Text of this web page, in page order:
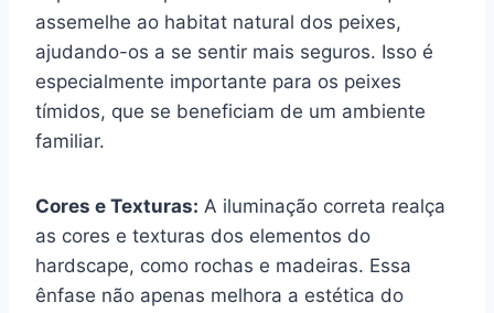
assemelhe ao habitat natural dos peixes,
ajudando-os a se sentir mais seguros. Isso é
especialmente importante para os peixes
tímidos, que se beneficiam de um ambiente
familiar.
Cores e Texturas: A iluminação correta realça
as cores e texturas dos elementos do
hardscape, como rochas e madeiras. Essa
ênfase não apenas melhora a estética do